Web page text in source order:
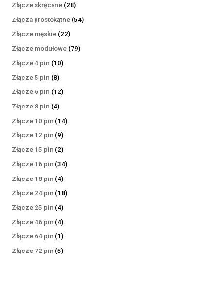
Złącze skręcane 2828
produktów
Złącza prostokątne 5454
Złącze męskie 2222
produkty
Złącze modułowe 7979
Złącze 4 pin 1010
Złącze 5 pin 88
produktów
Złącze 6 pin 1212
Złącze 8 pin 44
produkty
Złącze 10 pin 1414
Złącze 12 pin 99
produktów
Złącze 15 pin 22
produkty
Złącze 16 pin 3434
Złącze 18 pin 44
produkty
Złącze 24 pin 1818
Złącze 25 pin 44
produkty
Złącze 46 pin 44
produkty
Złącze 64 pin 11
produkt
Złącze 72 pin 55